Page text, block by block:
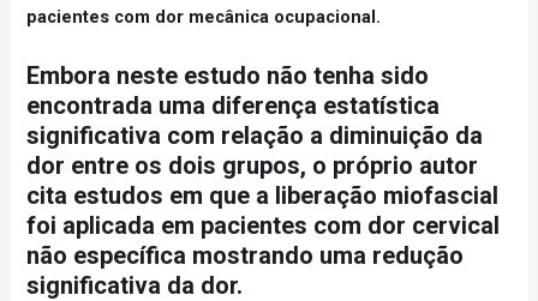
pacientes com dor mecânica ocupacional.
Embora neste estudo não tenha sido
encontrada uma diferença estatística
significativa com relação a diminuição da
dor entre os dois grupos, o próprio autor
cita estudos em que a liberação miofascial
foi aplicada em pacientes com dor cervical
não específica mostrando uma redução
significativa da dor.